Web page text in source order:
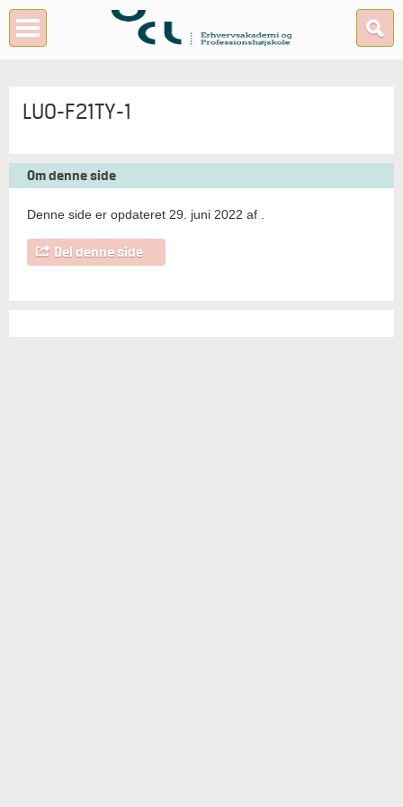
LUO-F21TY-1
Om denne side
Denne side er opdateret 29. juni 2022 af
Del denne side